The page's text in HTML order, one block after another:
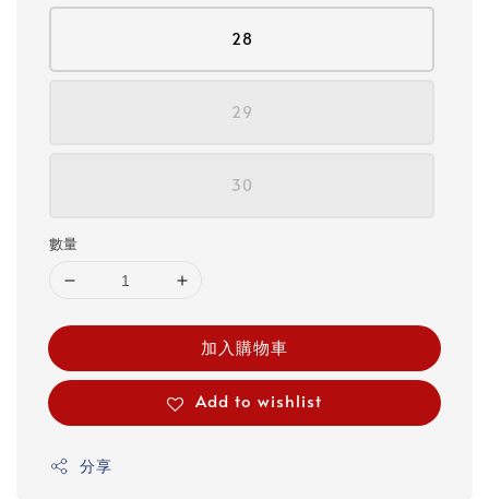
28
29
30
數量
加入購物車
Add to wishlist
分享